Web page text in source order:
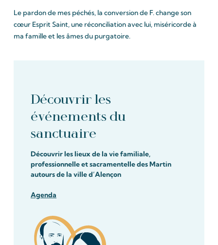
Le pardon de mes péchés, la conversion de F. change son
cœur Esprit Saint, une réconciliation avec lui, miséricorde à
ma famille et les âmes du purgatoire.
Découvrir les
événements du
sanctuaire
Découvrir les lieux de la vie familiale,
professionnelle et sacramentelle des Martin
autours de la ville d’Alençon
Agenda